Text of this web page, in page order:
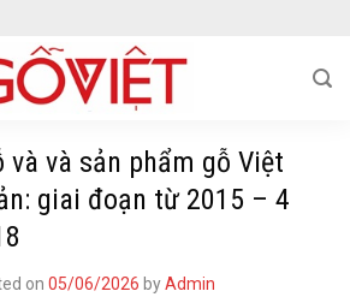
và và sản phẩm gỗ Việt
giai đoạn từ 2015 – 4
on 05/06/2026 byAdmin